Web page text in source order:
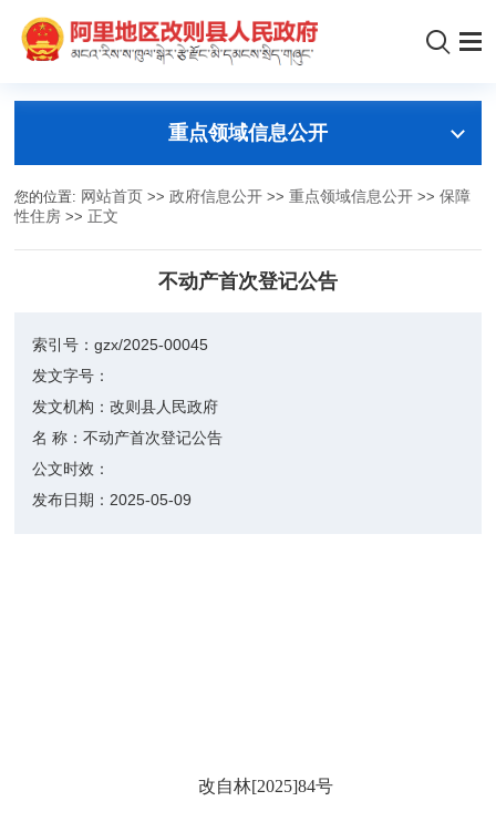
重点领域信息公开
您的位置: 网站首页 >>政府信息公开 >>重点领域信息公开 >>保障
性住房 >> 正文
不动产首次登记公告
索引号：gzx/2025-00045
发文字号：
发文机构：改则县人民政府
名 称：不动产首次登记公告
公文时效：
发布日期： 2025-05-09
改自林[2025]84号